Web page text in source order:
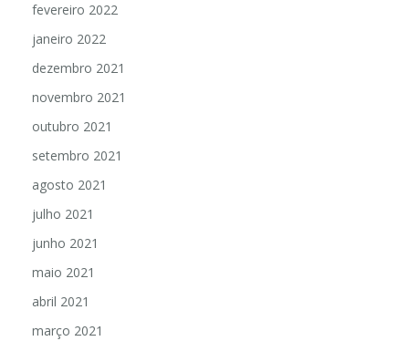
fevereiro 2022
janeiro 2022
dezembro 2021
novembro 2021
outubro 2021
setembro 2021
agosto 2021
julho 2021
junho 2021
maio 2021
abril 2021
março 2021